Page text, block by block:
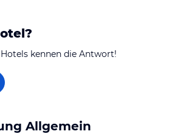
kennen die Antwort!
Allgemein